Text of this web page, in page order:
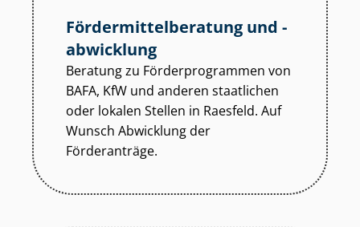
För­der­mit­tel­be­ra­tung und -
abwicklung
Beratung zu För­der­pro­gram­men von
BAFA, KfW und anderen staatlichen
oder lokalen Stellen in Raesfeld. Auf
Wunsch Abwicklung der
Förderanträge.